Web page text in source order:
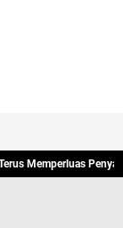
Memperluas